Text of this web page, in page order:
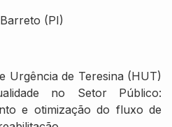
(PI)
Urgência de Teresina (HUT)
no Setor Público:
e otimização do fluxo de